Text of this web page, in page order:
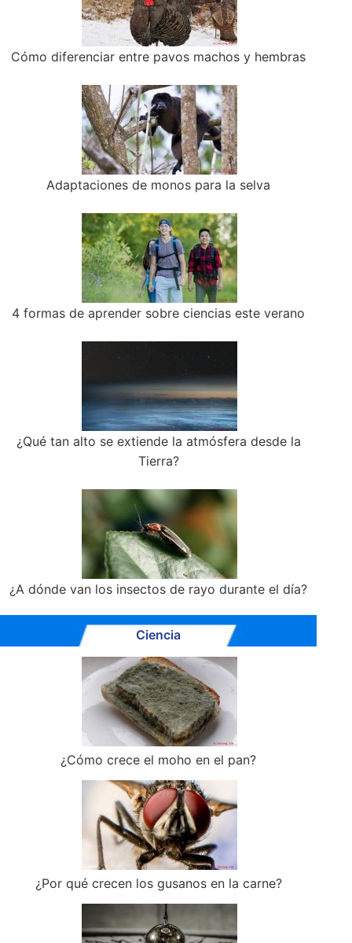
Cómo diferenciar entre pavos machos y hembras
Adaptaciones de monos para la selva
4 formas de aprender sobre ciencias este verano
¿Qué tan alto se extiende la atmósfera desde la
Tierra?
¿A dónde van los insectos de rayo durante el día?
Ciencia
¿Cómo crece el moho en el pan?
¿Por qué crecen los gusanos en la carne?